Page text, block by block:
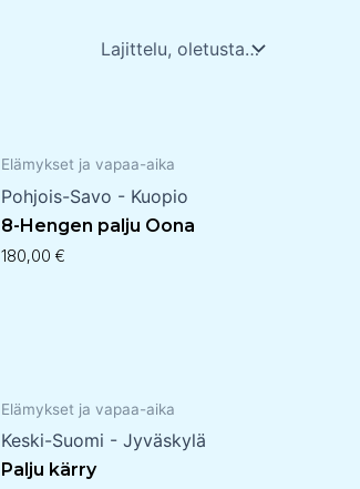
Elämykset ja vapaa-aika
Pohjois-Savo - Kuopio
8-Hengen palju Oona
180,00 €
Elämykset ja vapaa-aika
Keski-Suomi - Jyväskylä
Palju kärry